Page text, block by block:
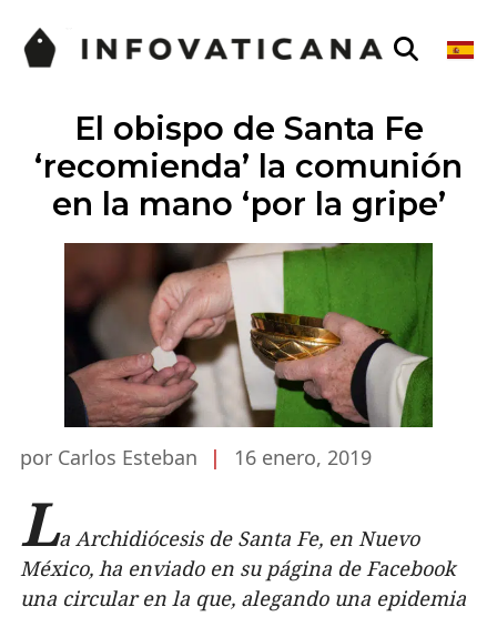
El obispo de Santa Fe
‘recomienda’ la comunión
en la mano ‘por la gripe’
por Carlos Esteban | 16 enero, 2019
La Archidiócesis de Santa Fe, en Nuevo
México, ha enviado en su página de Facebook
una circular en la que, alegando una epidemia